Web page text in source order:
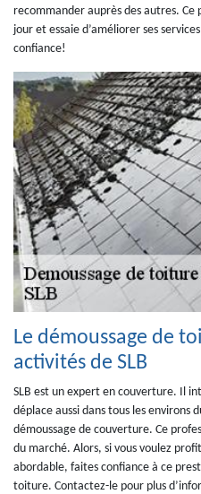
recommander auprès des autres. Ce
jour et essaie d’améliorer ses
confiance!
Le démoussage de
activités de SLB
SLB est un expert en couverture. Il
déplace aussi dans tous les environs
démoussage de couverture. Ce
du marché. Alors, si vous voulez
abordable, faites confiance à ce
toiture. Contactez-le pour plus